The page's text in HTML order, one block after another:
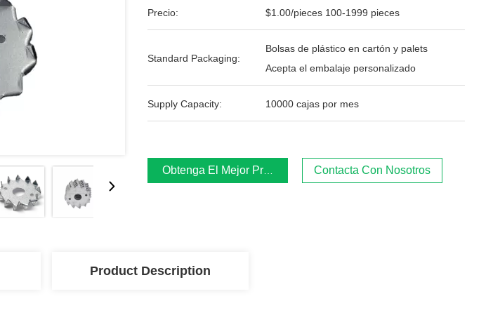
Precio: $1.00/pieces 100-1999 pieces
Standard Packaging:
Bolsas de plástico en cartón y palets
Acepta el embalaje personalizado
Supply Capacity: 10000 cajas por mes
Obtenga El Mejor Precio Contacta Con Nosotros
Product Description